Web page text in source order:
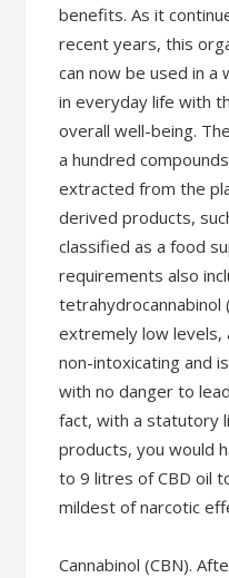
benefits. As it
recent years, this
can now be used in a
in everyday life with
overall well-being.
a hundred
extracted from the
derived products,
classified as a food
requirements also
tetrahydrocannabinol
extremely low levels,
non-intoxicating and
with no danger to
fact, with a statutory
products, you would
to 9 litres of CBD oil
mildest of narcotic
Cannabinol (CBN).